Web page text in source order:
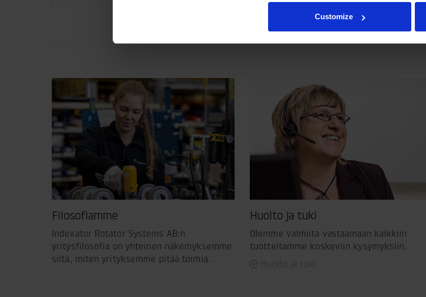
Customize
Filosofiamme
Indexator Rotator Systems AB:n
yritysfilosofia on yhteinen näkemyksemme
siitä, miten yrityksemme pitää toimia.
Huolto ja tuki
Olemme valmiita vastaamaan kaikkiin
tuotteitamme koskeviin kysymyksiin.
Huolto ja tuki